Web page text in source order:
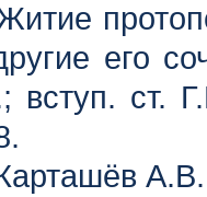
его
вступ. ст.